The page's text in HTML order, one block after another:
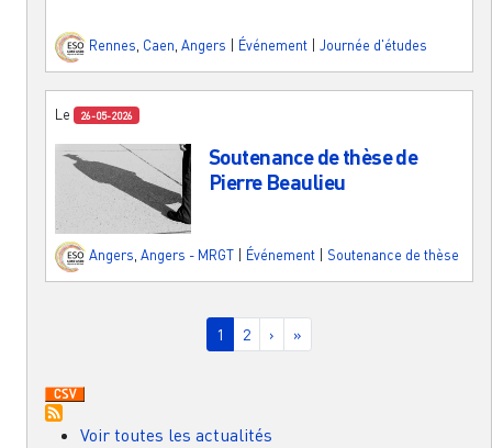
Rennes Caen Angers Événement Journée d'études
Le 26-05-2026
Soutenance de thèse de
Pierre Beaulieu
Angers Angers - MRGT Événement Soutenance de thèse
Page courante
1 Page
2 Page suivante
› Dernière page
»
Voir toutes les actualités